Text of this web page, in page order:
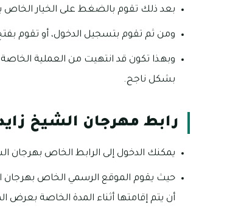
بعد ذلك تقوم بالضغط على الخيار الخاص
ومن ثم تقوم بتسجيل الدخول، أو تقوم
وبهذا تكون قد انتهيت من العملية
بشكل ناجح.
رابط مهرجان الشيخ زايد
يمكنك الدخول إلى الرابط الخاص بهرجان الشيخ زايد لعام 2022 ميلاديًا من خلال
حيث يقوم الموقع الرسمي الخاص بهرجان
أن يتم إقامتها أثناء المدة الخاصة بعرض